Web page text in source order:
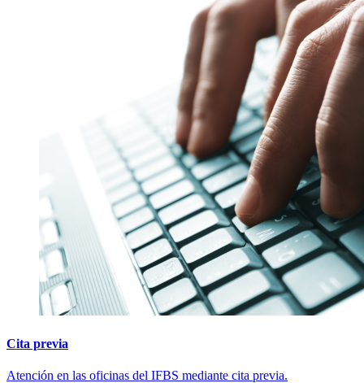
Cita previa
Atención en las oficinas del IFBS mediante cita previa.